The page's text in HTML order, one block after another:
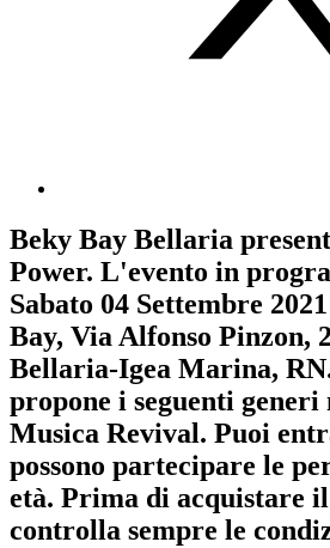
Beky Bay Bellaria
Power. L'evento in
Sabato 04 Settembre 2021
Bay, Via Alfonso Pinzon,
Bellaria-Igea Marina,
propone i seguenti generi
Musica Revival. Puoi
possono partecipare le
età. Prima di acquistare
controlla sempre le